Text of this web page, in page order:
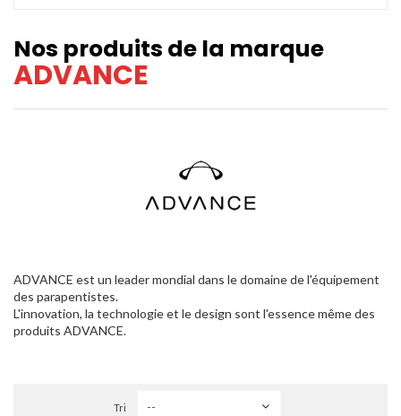
PROMOTIONS
Nos produits de la marque
ADVANCE
ADVANCE est un leader mondial dans le domaine de l'équipement
des parapentistes.
L'innovation, la technologie et le design sont l'essence même des
produits ADVANCE.
Tri